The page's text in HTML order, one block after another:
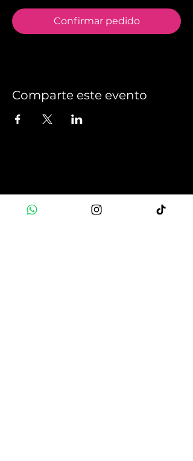
Confirmar pedido
Comparte este evento